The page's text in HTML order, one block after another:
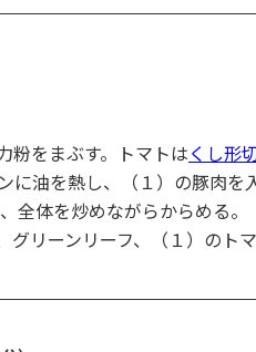
粉をまぶす。トマトはくし形
に油を熱し、（１）の豚肉を
全体を炒めながらからめる。
グリーンリーフ、（１）のト